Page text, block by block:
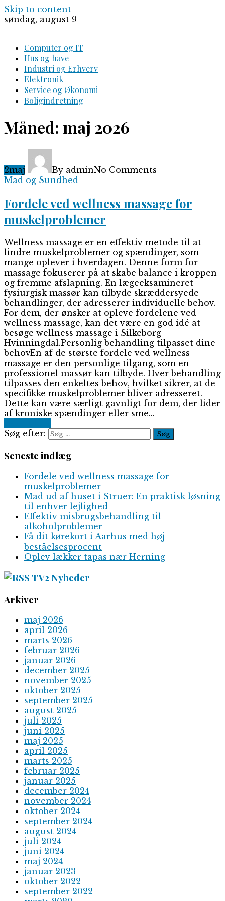
Skip to content
søndag, august 9
Computer og IT
Hus og have
Industri og Erhverv
Elektronik
Service og Økonomi
Boligindretning
Måned: maj 2026
2maj By adminNo Comments
Mad og Sundhed
Fordele ved wellness massage for
muskelproblemer
Wellness massage er en effektiv metode til at
lindre muskelproblemer og spændinger, som
mange oplever i hverdagen. Denne form for
massage fokuserer på at skabe balance i kroppen
og fremme afslapning. En lægeeksamineret
fysiurgisk massør kan tilbyde skræddersyede
behandlinger, der adresserer individuelle behov.
For dem, der ønsker at opleve fordelene ved
wellness massage, kan det være en god idé at
besøge wellness massage i Silkeborg
Hvinningdal.Personlig behandling tilpasset dine
behovEn af de største fordele ved wellness
massage er den personlige tilgang, som en
professionel massør kan tilbyde. Hver behandling
tilpasses den enkeltes behov, hvilket sikrer, at de
specifikke muskelproblemer bliver adresseret.
Dette kan være særligt gavnligt for dem, der lider
af kroniske spændinger eller sme...
Søg efter:
Seneste indlæg
Fordele ved wellness massage for
muskelproblemer
Mad ud af huset i Struer: En praktisk løsning
til enhver lejlighed
Effektiv misbrugsbehandling til
alkoholproblemer
Få dit kørekort i Aarhus med høj
beståelsesprocent
Oplev lækker tapas nær Herning
TV2 Nyheder
Arkiver
maj 2026
april 2026
marts 2026
februar 2026
januar 2026
december 2025
november 2025
oktober 2025
september 2025
august 2025
juli 2025
juni 2025
maj 2025
april 2025
marts 2025
februar 2025
januar 2025
december 2024
november 2024
oktober 2024
september 2024
august 2024
juli 2024
juni 2024
maj 2024
januar 2023
oktober 2022
september 2022